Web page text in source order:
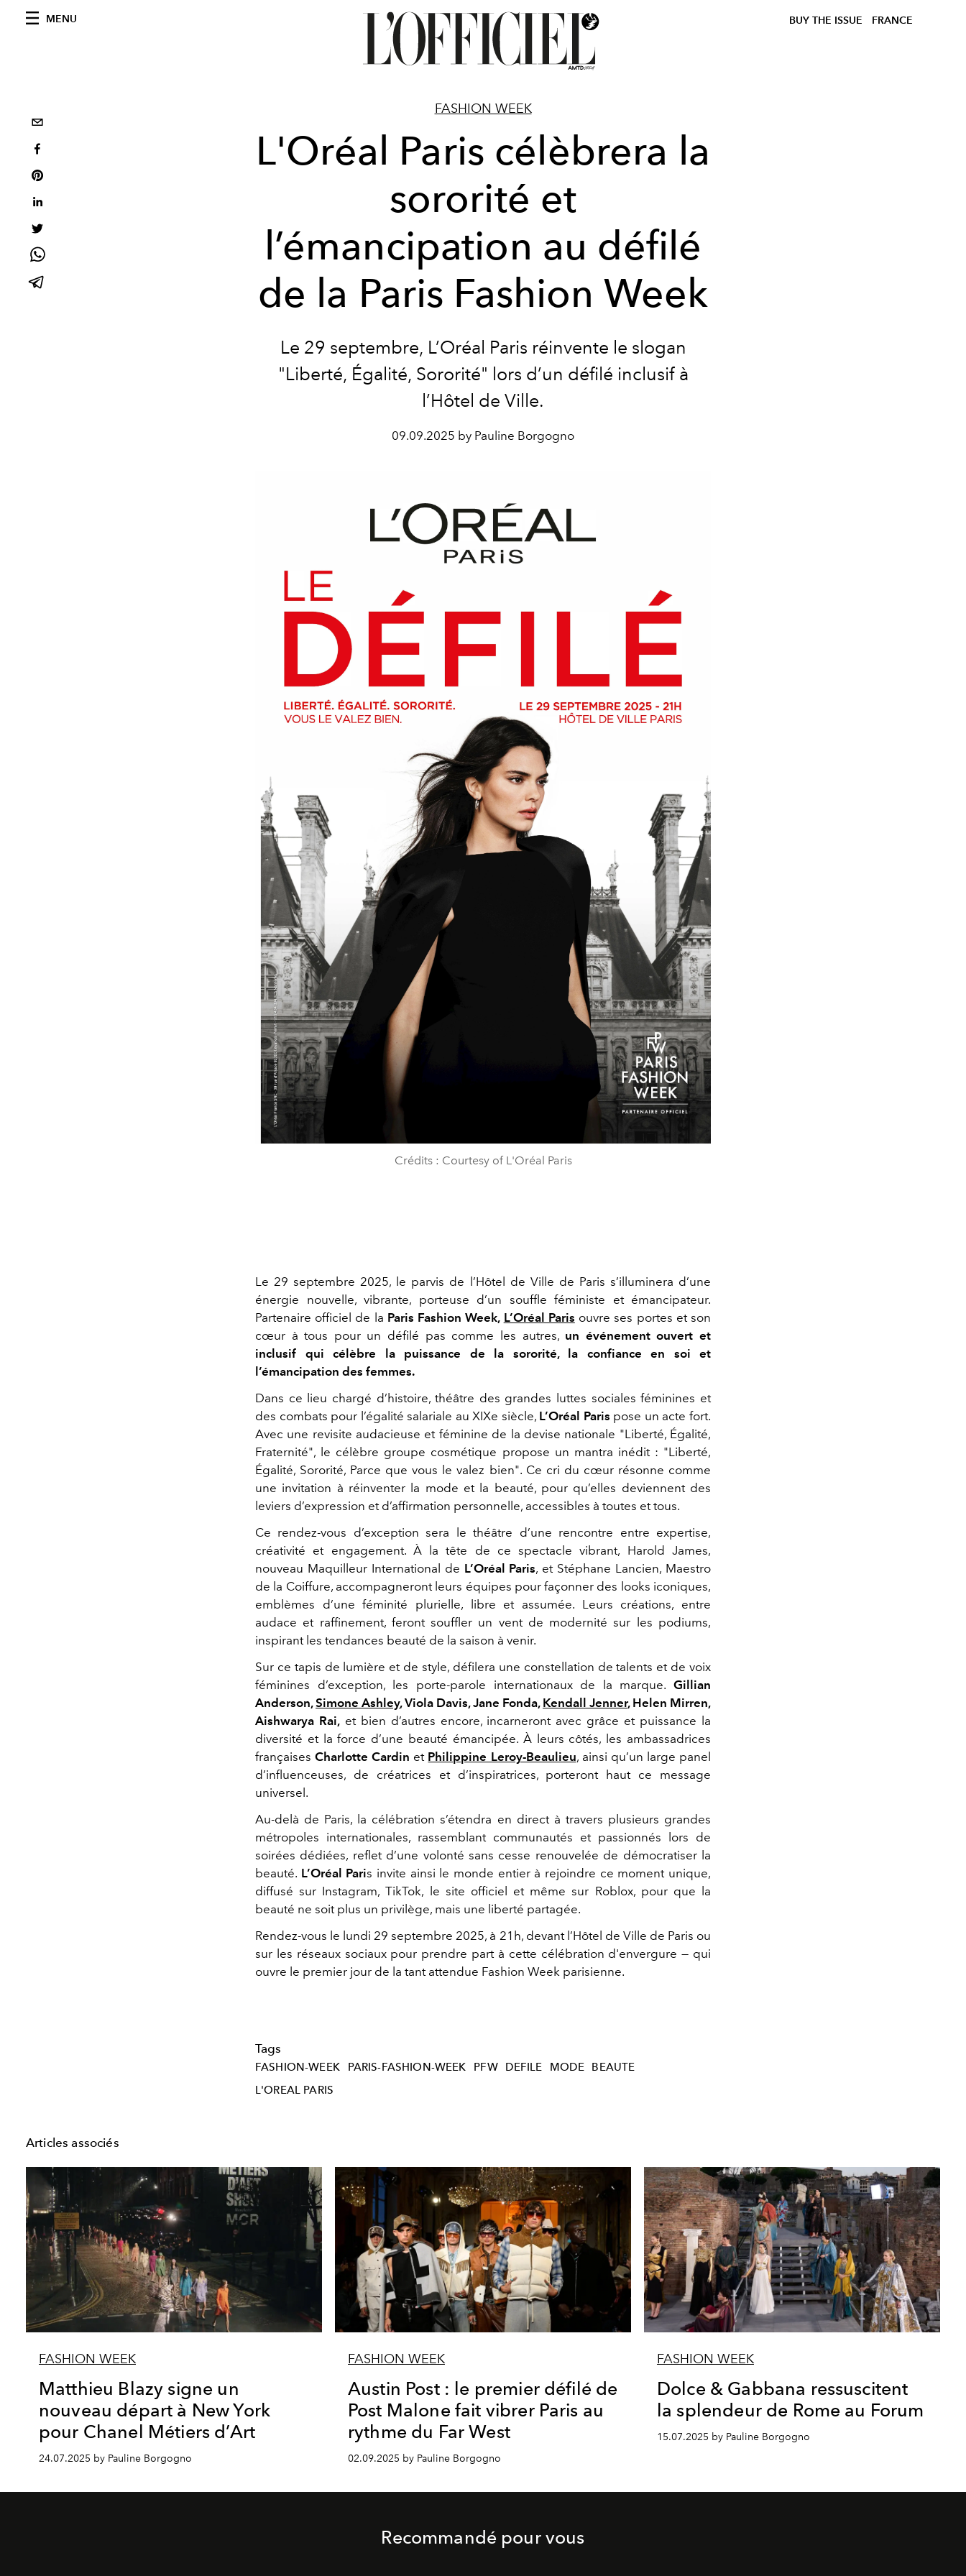
MENU BUY THE ISSUE FRANCE
FASHION WEEK
L'Oréal Paris célèbrera la
sororité et
l’émancipation au défilé
de la Paris Fashion Week
Le 29 septembre, L’Oréal Paris réinvente le slogan
"Liberté, Égalité, Sororité" lors d’un défilé inclusif à
l’Hôtel de Ville.
09.09.2025 by Pauline Borgogno
Crédits : Courtesy of L'Oréal Paris
Le 29 septembre 2025, le parvis de l’Hôtel de Ville de Paris s’illuminera d’une
énergie nouvelle, vibrante, porteuse d’un souffle féministe et émancipateur.
Partenaire officiel de la Paris Fashion Week, L’Oréal Paris ouvre ses portes et son
cœur à tous pour un défilé pas comme les autres, un événement ouvert et
inclusif qui célèbre la puissance de la sororité, la confiance en soi et
l’émancipation des femmes.
Dans ce lieu chargé d’histoire, théâtre des grandes luttes sociales féminines et
des combats pour l’égalité salariale au XIXe siècle, L’Oréal Paris pose un acte fort.
Avec une revisite audacieuse et féminine de la devise nationale "Liberté, Égalité,
Fraternité", le célèbre groupe cosmétique propose un mantra inédit : "Liberté,
Égalité, Sororité, Parce que vous le valez bien". Ce cri du cœur résonne comme
une invitation à réinventer la mode et la beauté, pour qu’elles deviennent des
leviers d’expression et d’affirmation personnelle, accessibles à toutes et tous.
Ce rendez-vous d’exception sera le théâtre d’une rencontre entre expertise,
créativité et engagement. À la tête de ce spectacle vibrant, Harold James,
nouveau Maquilleur International de L’Oréal Paris, et Stéphane Lancien, Maestro
de la Coiffure, accompagneront leurs équipes pour façonner des looks iconiques,
emblèmes d’une féminité plurielle, libre et assumée. Leurs créations, entre
audace et raffinement, feront souffler un vent de modernité sur les podiums,
inspirant les tendances beauté de la saison à venir.
Sur ce tapis de lumière et de style, défilera une constellation de talents et de voix
féminines d’exception, les porte-parole internationaux de la marque. Gillian
Anderson,Simone Ashley, Viola Davis, Jane Fonda, Kendall Jenner, Helen Mirren,
Aishwarya Rai,et bien d’autres encore, incarneront avec grâce et puissance la
diversité et la force d’une beauté émancipée. À leurs côtés, les ambassadrices
françaisesCharlotte Cardin et Philippine Leroy-Beaulieu, ainsi qu’un large panel
d’influenceuses, de créatrices et d’inspiratrices, porteront haut ce message
universel.
Au-delà de Paris, la célébration s’étendra en direct à travers plusieurs grandes
métropoles internationales, rassemblant communautés et passionnés lors de
soirées dédiées, reflet d’une volonté sans cesse renouvelée de démocratiser la
beauté. L’Oréal Paris invite ainsi le monde entier à rejoindre ce moment unique,
diffusé sur Instagram, TikTok, le site officiel et même sur Roblox, pour que la
beauté ne soit plus un privilège, mais une liberté partagée.
Rendez-vous le lundi 29 septembre 2025, à 21h, devant l’Hôtel de Ville de Paris ou
sur les réseaux sociaux pour prendre part à cette célébration d'envergure — qui
ouvre le premier jour de la tant attendue Fashion Week parisienne.
Tags
FASHION-WEEK PARIS-FASHION-WEEK PFW DEFILE MODE
BEAUTE
L'OREAL PARIS
Articles associés
FASHION WEEK
Matthieu Blazy signe un
nouveau départ à New York
pour Chanel Métiers d’Art
24.07.2025 by Pauline Borgogno
FASHION WEEK
Austin Post : le premier défilé de
Post Malone fait vibrer Paris au
rythme du Far West
02.09.2025 by Pauline Borgogno
FASHION WEEK
Dolce & Gabbana ressuscitent
la splendeur de Rome au Forum
15.07.2025 by Pauline Borgogno
Recommandé pour vous